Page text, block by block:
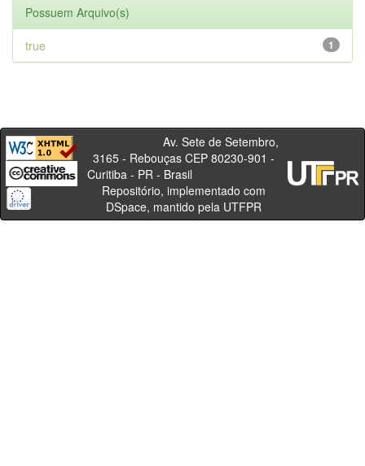
Possuem Arquivo(s)
1
true
Av. Sete de Setembro,
3165 - Rebouças CEP 80230-901 -
Curitiba - PR - Brasil
Repositório, implementado com
DSpace, mantido pela UTFPR